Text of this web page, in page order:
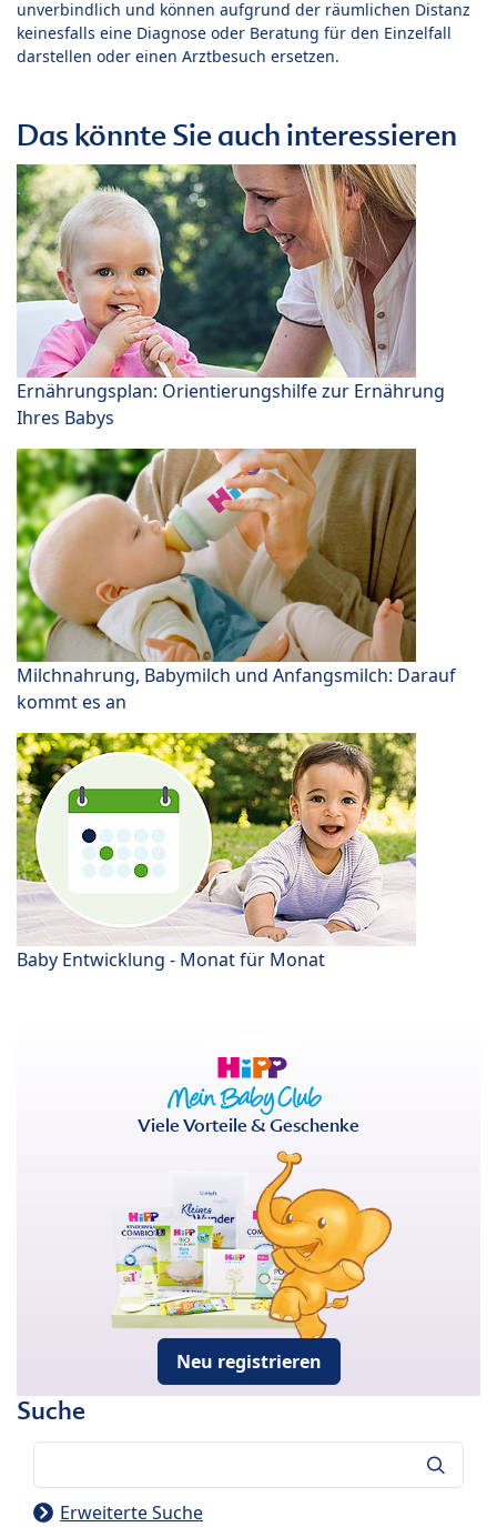
unverbindlich und können aufgrund der räumlichen Distanz
keinesfalls eine Diagnose oder Beratung für den Einzelfall
darstellen oder einen Arztbesuch ersetzen.
Das könnte Sie auch interessieren
Ernährungsplan: Orientierungshilfe zur Ernährung
Ihres Babys
Milchnahrung, Babymilch und Anfangsmilch: Darauf
kommt es an
Baby Entwicklung - Monat für Monat
Viele Vorteile & Geschenke
Neu registrieren
Suche
Erweiterte Suche